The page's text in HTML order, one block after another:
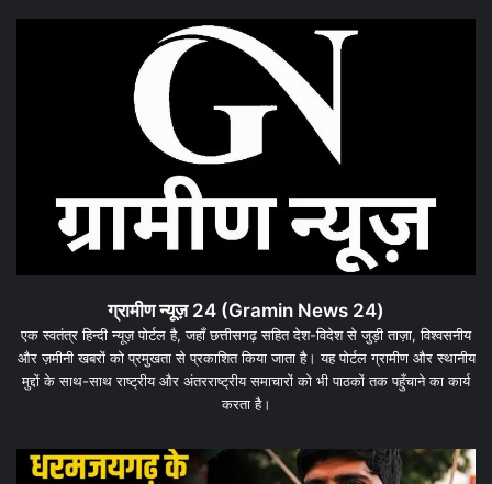
ग्रामीण न्यूज़ 24 (Gramin News 24)
एक स्वतंत्र हिन्दी न्यूज़ पोर्टल है, जहाँ छत्तीसगढ़ सहित देश-विदेश से जुड़ी ताज़ा, विश्वसनीय
और ज़मीनी खबरों को प्रमुखता से प्रकाशित किया जाता है। यह पोर्टल ग्रामीण और स्थानीय
मुद्दों के साथ-साथ राष्ट्रीय और अंतरराष्ट्रीय समाचारों को भी पाठकों तक पहुँचाने का कार्य
करता है।
अब